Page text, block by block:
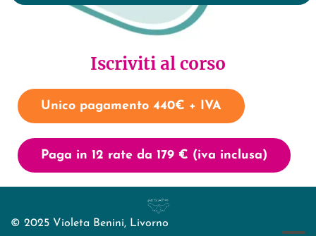
Iscriviti al corso
Unico pagamento 440€ + IVA
Paga in 12 rate da 179 € (iva inclusa)
© 2025 Violeta Benini, Livorno